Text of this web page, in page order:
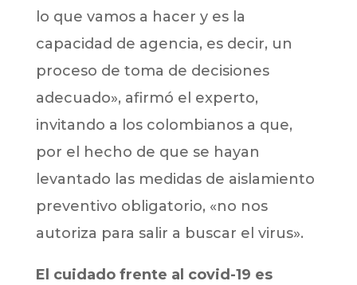
lo que vamos a hacer y es la
capacidad de agencia, es decir, un
proceso de toma de decisiones
adecuado», afirmó el experto,
invitando a los colombianos a que,
por el hecho de que se hayan
levantado las medidas de aislamiento
preventivo obligatorio, «no nos
autoriza para salir a buscar el virus».
El cuidado frente al covid-19 es